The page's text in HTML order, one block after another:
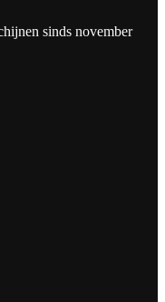
sinds november